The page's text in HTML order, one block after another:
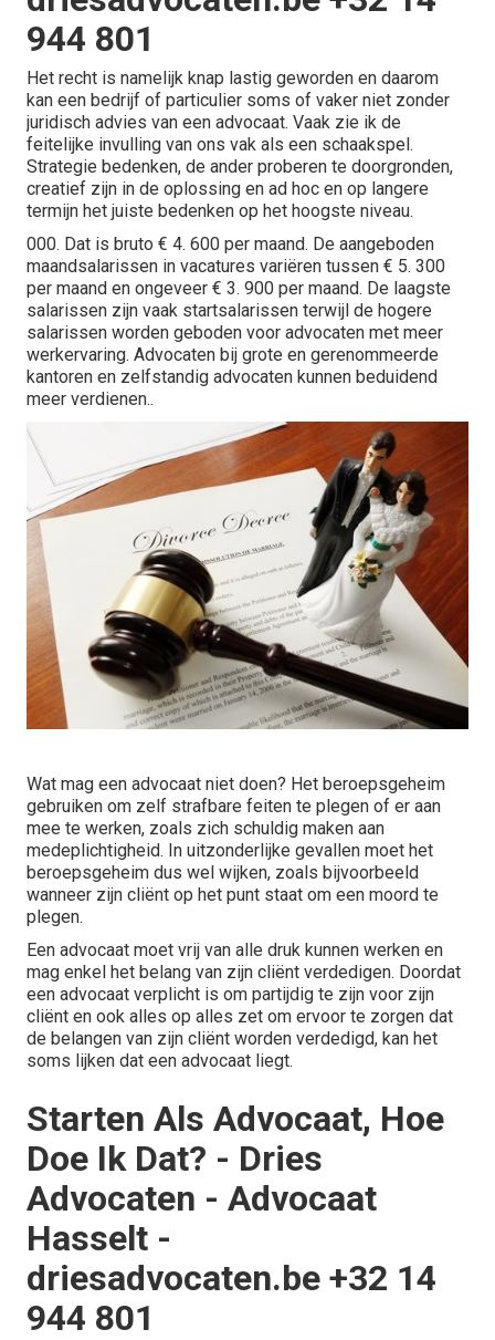
944 801
Het recht is namelijk knap lastig geworden en daarom
kan een bedrijf of particulier soms of vaker niet zonder
juridisch advies van een advocaat. Vaak zie ik de
feitelijke invulling van ons vak als een schaakspel.
Strategie bedenken, de ander proberen te doorgronden,
creatief zijn in de oplossing en ad hoc en op langere
termijn het juiste bedenken op het hoogste niveau.
000. Dat is bruto € 4. 600 per maand. De aangeboden
maandsalarissen in vacatures variëren tussen € 5. 300
per maand en ongeveer € 3. 900 per maand. De laagste
salarissen zijn vaak startsalarissen terwijl de hogere
salarissen worden geboden voor advocaten met meer
werkervaring. Advocaten bij grote en gerenommeerde
kantoren en zelfstandig advocaten kunnen beduidend
meer verdienen..
Wat mag een advocaat niet doen? Het beroepsgeheim
gebruiken om zelf strafbare feiten te plegen of er aan
mee te werken, zoals zich schuldig maken aan
medeplichtigheid. In uitzonderlijke gevallen moet het
beroepsgeheim dus wel wijken, zoals bijvoorbeeld
wanneer zijn cliënt op het punt staat om een moord te
plegen.
Een advocaat moet vrij van alle druk kunnen werken en
mag enkel het belang van zijn cliënt verdedigen. Doordat
een advocaat verplicht is om partijdig te zijn voor zijn
cliënt en ook alles op alles zet om ervoor te zorgen dat
de belangen van zijn cliënt worden verdedigd, kan het
soms lijken dat een advocaat liegt.
Starten Als Advocaat, Hoe
Doe Ik Dat? - Dries
Advocaten - Advocaat
Hasselt -
driesadvocaten.be +32 14
944 801